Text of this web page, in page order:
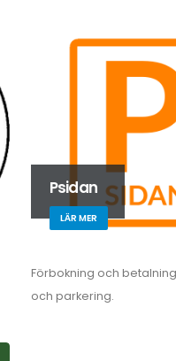
Psidan
LÄR MER
Förbokning och
och parkering.